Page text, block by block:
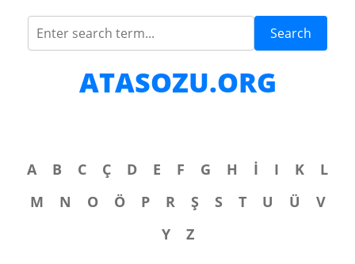
Search
ATASOZU.ORG
A B C Ç D E F G H İ I K
L
M
N O Ö P R Ş S T U Ü
V
Y
Z